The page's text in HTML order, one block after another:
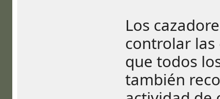
Los
controlar las
que todos
también